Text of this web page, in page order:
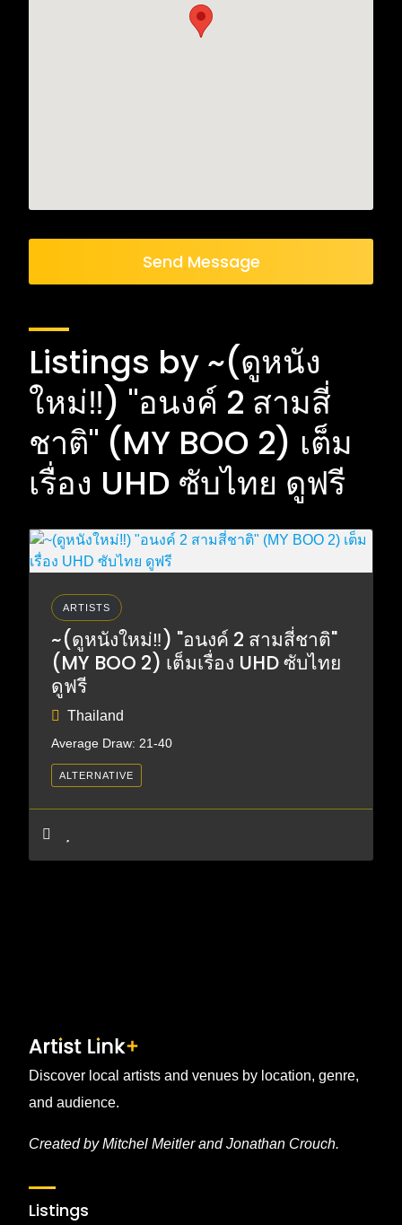
Send Message
Listings by ~(ดูหนัง
ใหม่‼️) "อนงค์ 2 สามสี่
ชาติ" (MY BOO 2) เต็ม
เรื่อง UHD ซับไทย ดูฟรี
ARTISTS
~(ดูหนังใหม่‼️) "อนงค์ 2 สามสี่ชาติ"
(MY BOO 2) เต็มเรื่อง UHD ซับไทย
ดูฟรี
Thailand
Average Draw: 21-40
ALTERNATIVE
Discover local artists and venues by location, genre,
and audience.
Created by Mitchel Meitler and Jonathan Crouch.
Listings